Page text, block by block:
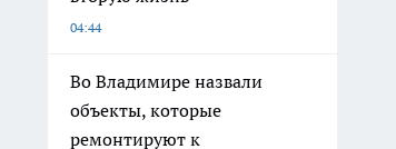
04:44
Во Владимире назвали
объекты, которые
ремонтируют к